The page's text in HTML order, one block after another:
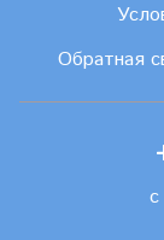
Обратная